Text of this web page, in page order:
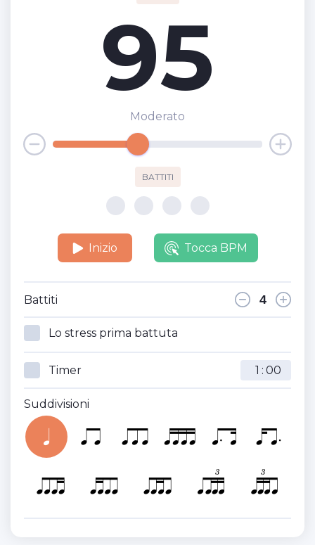
95
Moderato
BATTITI
Inizio Tocca BPM
Battiti
Lo stress prima battuta
Timer :
Suddivisioni